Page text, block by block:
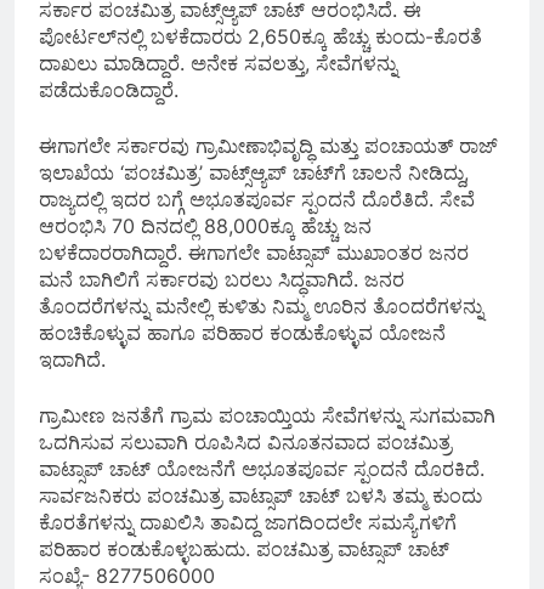
ಸರ್ಕಾರ ಪಂಚಮಿತ್ರ ವಾಟ್ಸ್ಆ್ಯಪ್ ಚಾಟ್ ಆರಂಭಿಸಿದೆ. ಈ
ಪೋರ್ಟಲ್‌ನಲ್ಲಿ ಬಳಕೆದಾರರು 2,650ಕ್ಕೂ ಹೆಚ್ಚು ಕುಂದು-ಕೊರತೆ
ದಾಖಲು ಮಾಡಿದ್ದಾರೆ. ಅನೇಕ ಸವಲತ್ತು, ಸೇವೆಗಳನ್ನು
ಪಡೆದುಕೊಂಡಿದ್ದಾರೆ.
ಈಗಾಗಲೇ ಸರ್ಕಾರವು ಗ್ರಾಮೀಣಾಭಿವೃದ್ಧಿ ಮತ್ತು ಪಂಚಾಯತ್ ರಾಜ್
ಇಲಾಖೆಯ ‘ಪಂಚಮಿತ್ರ’ ವಾಟ್ಸ್ಆ್ಯಪ್ ಚಾಟ್‌ಗೆ ಚಾಲನೆ ನೀಡಿದ್ದು,
ರಾಜ್ಯದಲ್ಲಿ ಇದರ ಬಗ್ಗೆ ಅಭೂತಪೂರ್ವ ಸ್ಪಂದನೆ ದೊರೆತಿದೆ. ಸೇವೆ
ಆರಂಭಿಸಿ 70 ದಿನದಲ್ಲಿ 88,000ಕ್ಕೂ ಹೆಚ್ಚು ಜನ
ಬಳಕೆದಾರರಾಗಿದ್ದಾರೆ. ಈಗಾಗಲೇ ವಾಟ್ಸಾಪ್ ಮುಖಾಂತರ ಜನರ
ಮನೆ ಬಾಗಿಲಿಗೆ ಸರ್ಕಾರವು ಬರಲು ಸಿದ್ಧವಾಗಿದೆ. ಜನರ
ತೊಂದರೆಗಳನ್ನು ಮನೇಲ್ಲಿ ಕುಳಿತು ನಿಮ್ಮ ಊರಿನ ತೊಂದರೆಗಳನ್ನು
ಹಂಚಿಕೊಳ್ಳುವ ಹಾಗೂ ಪರಿಹಾರ ಕಂಡುಕೊಳ್ಳುವ ಯೋಜನೆ
ಇದಾಗಿದೆ.
ಗ್ರಾಮೀಣ ಜನತೆಗೆ ಗ್ರಾಮ ಪಂಚಾಯ್ತಿಯ ಸೇವೆಗಳನ್ನು ಸುಗಮವಾಗಿ
ಒದಗಿಸುವ ಸಲುವಾಗಿ ರೂಪಿಸಿದ ವಿನೂತನವಾದ ಪಂಚಮಿತ್ರ
ವಾಟ್ಸಾಪ್ ಚಾಟ್ ಯೋಜನೆಗೆ ಅಭೂತಪೂರ್ವ ಸ್ಪಂದನೆ ದೊರಕಿದೆ.
ಸಾರ್ವಜನಿಕರು ಪಂಚಮಿತ್ರ ವಾಟ್ಸಾಪ್ ಚಾಟ್ ಬಳಸಿ ತಮ್ಮ ಕುಂದು
ಕೊರತೆಗಳನ್ನು ದಾಖಲಿಸಿ ತಾವಿದ್ದ ಜಾಗದಿಂದಲೇ ಸಮಸ್ಯೆಗಳಿಗೆ
ಪರಿಹಾರ ಕಂಡುಕೊಳ್ಳಬಹುದು. ಪಂಚಮಿತ್ರ ವಾಟ್ಸಾಪ್ ಚಾಟ್
ಸಂಖ್ಯೆ- 8277506000